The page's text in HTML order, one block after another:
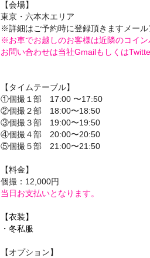
【会場】
東京・六本木エリア
※詳細はご予約時に登録頂きますメール
※お車でお越しのお客様は近隣のコイン
お問い合わせは当社Gmailもしくは
【タイムテーブル】
①個撮１部 17:00 〜17:50
②個撮２部 18:00〜18:50
③個撮３部 19:00〜19:50
④個撮４部 20:00〜20:50
⑤個撮５部 21:00〜21:50
【料金】
個撮：12,000円
当日お支払いとなります。
【衣装】
・冬私服
【オプション】